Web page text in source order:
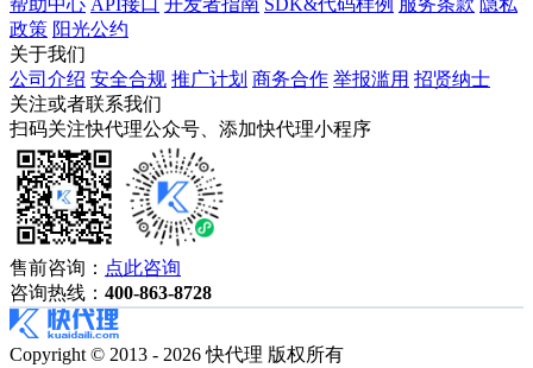
帮助中心 API接口 开发者指南 SDK&代码样例 服务条款 隐私
政策 阳光公约
关于我们
公司介绍 安全合规 推广计划 商务合作 举报滥用 招贤纳士
关注或者联系我们
扫码关注快代理公众号、添加快代理小程序
售前咨询： 点此咨询
咨询热线： 400-863-8728
Copyright © 2013 - 2026 快代理 版权所有